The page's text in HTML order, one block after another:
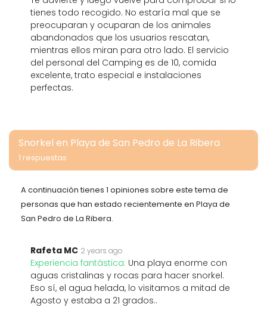
tienes todo recogido. No estaría mal que se
preocuparan y ocuparan de los animales
abandonados que los usuarios rescatan,
mientras ellos miran para otro lado. El servicio
del personal del Camping es de 10, comida
excelente, trato especial e instalaciones
perfectas.
Snorkel en Playa de San Pedro de La Ribera
1 respuestas
A continuación tienes 1 opiniones sobre este tema de
personas que han estado recientemente en Playa de
San Pedro de La Ribera.
Rafeta MC 2 years ago
Experiencia fantástica: Una playa enorme con
aguas cristalinas y rocas para hacer snorkel.
Eso sí, el agua helada, lo visitamos a mitad de
Agosto y estaba a 21 grados..